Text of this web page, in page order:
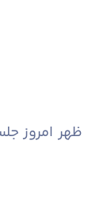
ظهر امروز